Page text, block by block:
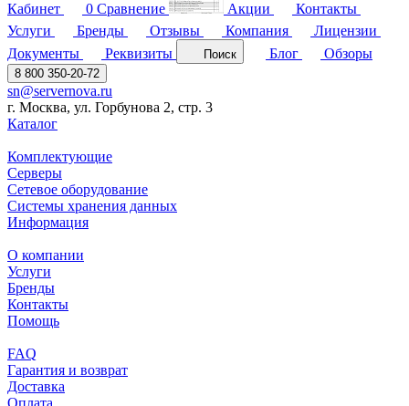
Кабинет 0 Сравнение Акции
Контакты
Услуги
Бренды Отзывы Компания
Лицензии
Документы
Реквизиты Поиск Блог Обзоры
8 800 350-20-72
sn@servernova.ru
г. Москва, ул. Горбунова 2, стр. 3
Каталог
Комплектующие
Серверы
Сетевое оборудование
Системы хранения данных
Информация
О компании
Услуги
Бренды
Контакты
Помощь
FAQ
Гарантия и возврат
Доставка